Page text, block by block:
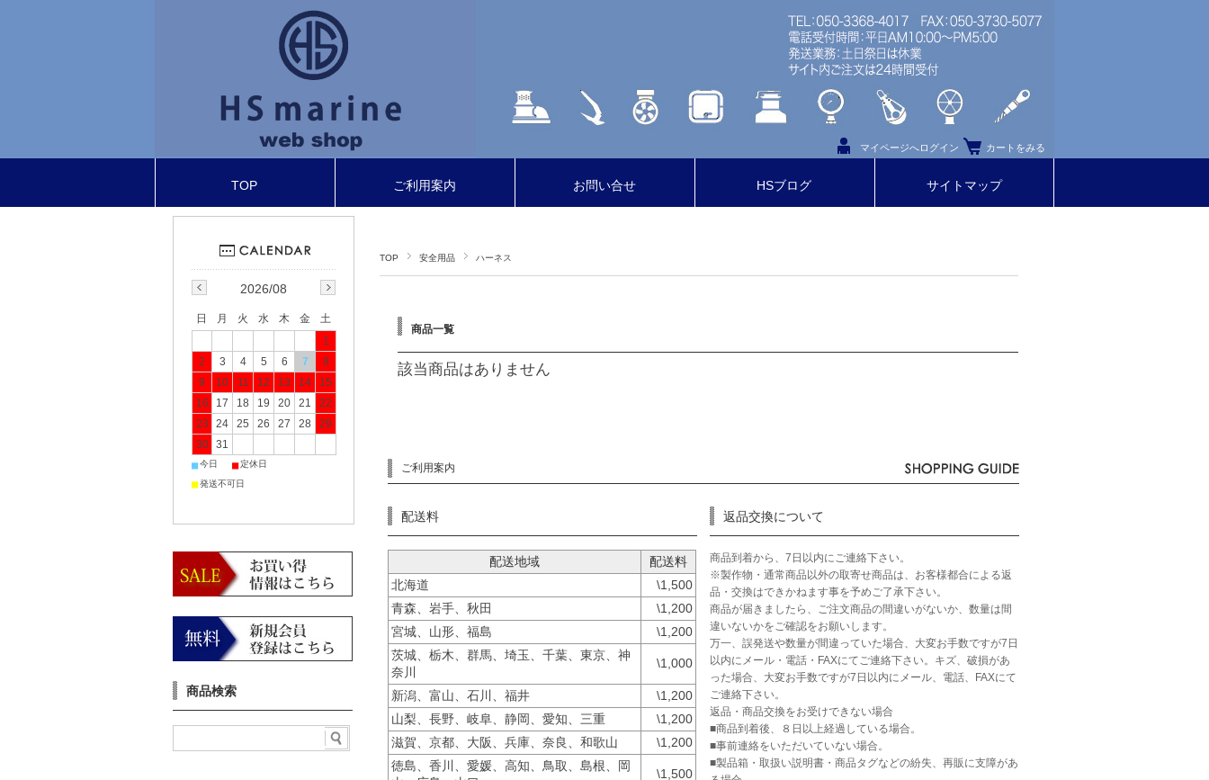
マイページへログイン カートをみる
TOP ご利用案内 お問い合せ HSブログ サイトマップ
TOP 安全用品 ハーネス
商品一覧
該当商品はありません
ご利用案内
配送料
配送地域
配送料
北海道
\1,500
青森、岩手、秋田
\1,200
宮城、山形、福島
\1,200
茨城、栃木、群馬、埼玉、千葉、東京、神
奈川
\1,000
新潟、富山、石川、福井
\1,200
山梨、長野、岐阜、静岡、愛知、三重
\1,200
滋賀、京都、大阪、兵庫、奈良、和歌山
\1,200
徳島、香川、愛媛、高知、鳥取、島根、岡
\1,500
返品交換について
商品到着から、7日以内にご連絡下さい。
※製作物・通常商品以外の取寄せ商品は、お客様都合による返
品・交換はできかねます事を予めご了承下さい。
商品が届きましたら、ご注文商品の間違いがないか、数量は間
違いないかをご確認をお願いします。
万一、誤発送や数量が間違っていた場合、大変お手数ですが7日
以内にメール・電話・FAXにてご連絡下さい。キズ、破損があ
った場合、大変お手数ですが7日以内にメール、電話、FAXにて
ご連絡下さい。
返品・商品交換をお受けできない場合
■商品到着後、８日以上経過している場合。
■事前連絡をいただいていない場合。
■製品箱・取扱い説明書・商品タグなどの紛失、再販に支障があ
2026/08
日 月 火 水 木 金
土
1
2
3 4 5 6 7
8
9
10 11 12 13 14
15
16
17 18 19 20 21
22
23
24 25 26 27 28
29
30
31
■今日 ■定休日
■発送不可日
商品検索